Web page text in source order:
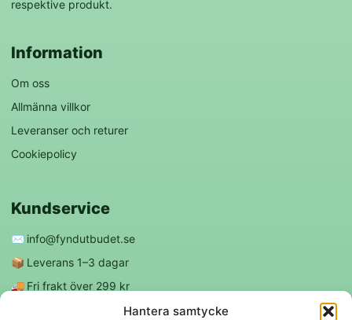
Hantera samtycke
respektive produkt.
Information
Om oss
Allmänna villkor
Leveranser och returer
Cookiepolicy
Kundservice
✉️ info@fyndutbudet.se
📦 Leverans 1–3 dagar
🚚 Fri frakt över 299 kr